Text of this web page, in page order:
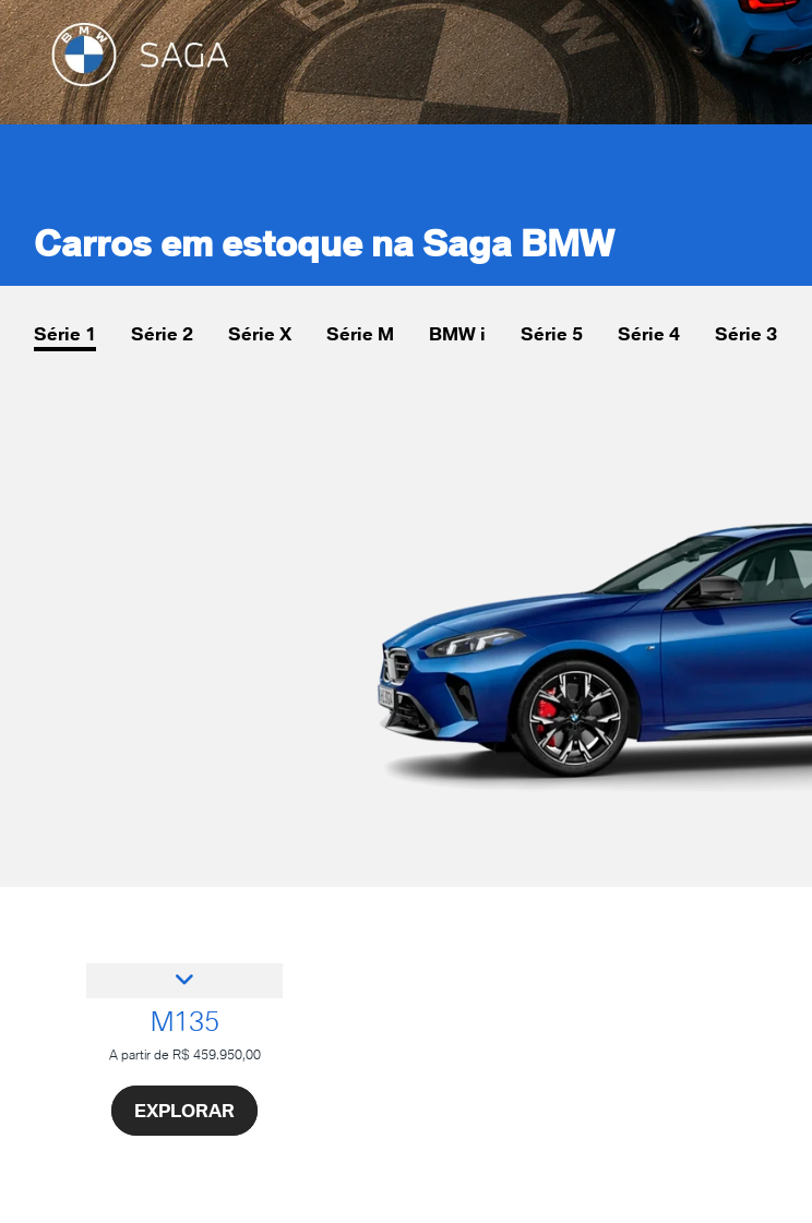
Carros em estoque na Saga BMW
Série 1 Série 2 Série X Série M BMW i Série 5 Série 4 Série 3
M135
A partir de R$ 459.950,00
EXPLORAR